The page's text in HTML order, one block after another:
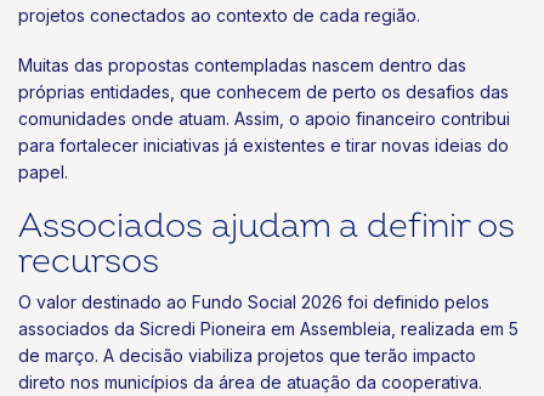
projetos conectados ao contexto de cada região.
Muitas das propostas contempladas nascem dentro das
próprias entidades, que conhecem de perto os desafios das
comunidades onde atuam. Assim, o apoio financeiro contribui
para fortalecer iniciativas já existentes e tirar novas ideias do
papel.
Associados ajudam a definir os
recursos
O valor destinado ao Fundo Social 2026 foi definido pelos
associados da Sicredi Pioneira em Assembleia, realizada em 5
de março. A decisão viabiliza projetos que terão impacto
direto nos municípios da área de atuação da cooperativa.